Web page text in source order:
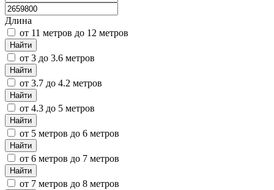
Длина
от 11 метров до 12 метров
Найти
от 3 до 3.6 метров
Найти
от 3.7 до 4.2 метров
Найти
от 4.3 до 5 метров
Найти
от 5 метров до 6 метров
Найти
от 6 метров до 7 метров
Найти
от 7 метров до 8 метров